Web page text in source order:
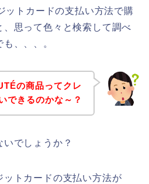
ットカードの支払い方法で購
、思って色々と検索して調べ
、、、。
の商品ってクレ
できるのかな～？
でしょうか？
ットカードの支払い方法が